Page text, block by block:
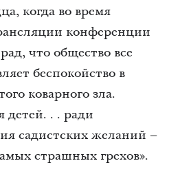
когда во время
конференции
что общество все
беспокойство в
коварного зла.
детей. . . ради
садистских желаний –
страшных грехов».